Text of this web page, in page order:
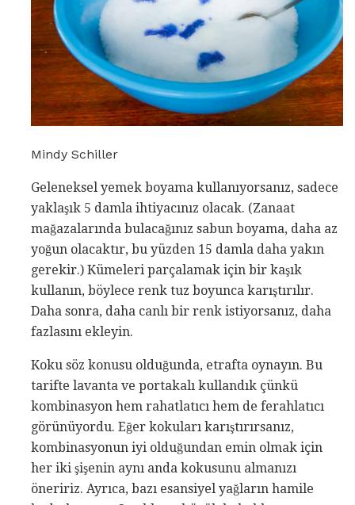
Mindy Schiller
Geleneksel yemek boyama kullanıyorsanız, sadece
yaklaşık 5 damla ihtiyacınız olacak. (Zanaat
mağazalarında bulacağınız sabun boyama, daha az
yoğun olacaktır, bu yüzden 15 damla daha yakın
gerekir.) Kümeleri parçalamak için bir kaşık
kullanın, böylece renk tuz boyunca karıştırılır.
Daha sonra, daha canlı bir renk istiyorsanız, daha
fazlasını ekleyin.
Koku söz konusu olduğunda, etrafta oynayın. Bu
tarifte lavanta ve portakalı kullandık çünkü
kombinasyon hem rahatlatıcı hem de ferahlatıcı
görünüyordu. Eğer kokuları karıştırırsanız,
kombinasyonun iyi olduğundan emin olmak için
her iki şişenin aynı anda kokusunu almanızı
öneririz. Ayrıca, bazı esansiyel yağların hamile